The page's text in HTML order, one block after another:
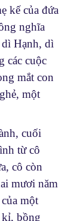
kế của đứa
nghĩa
dì Hạnh, dì
các cuộc
mắt con
một
cuối
từ cô
cô còn
mươi năm
một
kỉ, bồng